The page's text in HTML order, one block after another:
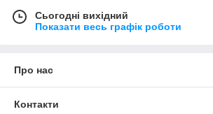
Сьогодні вихідний
Показати весь графік роботи
Про нас
Контакти